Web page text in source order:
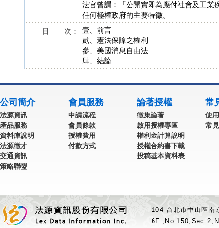
法官曾謂：「公開實即為應付社會及工業
任何極權政府的主要特徵。
目 次：
壹、前言
貳、憲法保障之權利
參、美國消息自由法
肆、結論
公司簡介
法源資訊
產品服務
資料庫說明
法源徵才
交通資訊
策略聯盟
會員服務
申請流程
會員條款
授權費用
付款方式
論著授權
徵集論著
啟用授權專區
權利金計算說明
授權合約書下載
投稿基本資料表
常
使
常
104 台北市中山區